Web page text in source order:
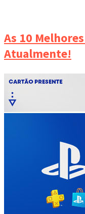
As 10
Atualmente!